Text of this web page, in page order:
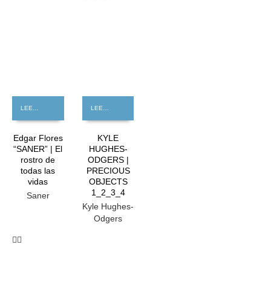
Edgar Flores
“SANER” | El
rostro de
todas las
vidas
Saner
KYLE
HUGHES-
ODGERS |
PRECIOUS
OBJECTS
1_2_3_4
Kyle Hughes-
Odgers